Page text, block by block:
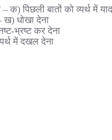
क) पिछली बातों को व्यर्थ में
ख) धोखा देना
भ्रष्ट कर देना
में दखल देना